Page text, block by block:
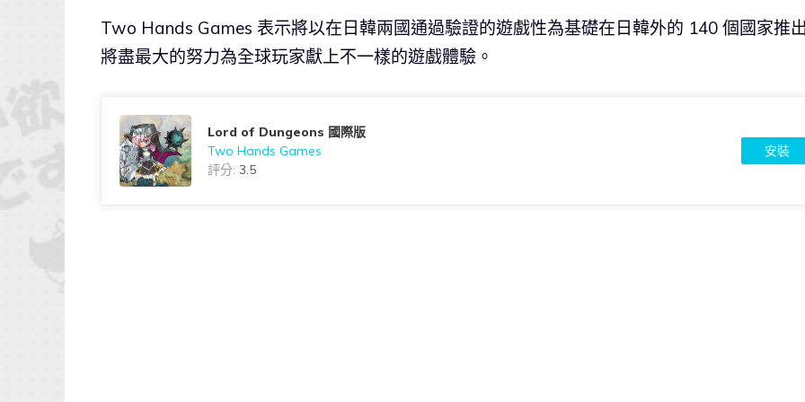
Two Hands Games 表示將以在日韓兩國通過驗證的遊戲性為基礎在日韓外的 140 個國家推
將盡最大的努力為全球玩家獻上不一樣的遊戲體驗。
Lord of Dungeons 國際版
Two Hands Games
評分: 3.5
安裝